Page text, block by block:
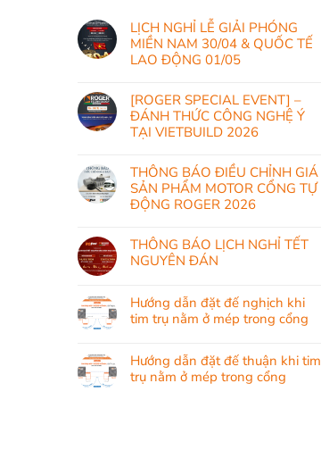
LỊCH NGHỈ LỄ GIẢI PHÓNG
MIỀN NAM 30/04 & QUỐC TẾ
LAO ĐỘNG 01/05
[ROGER SPECIAL EVENT] –
ĐÁNH THỨC CÔNG NGHỆ Ý
TẠI VIETBUILD 2026
THÔNG BÁO ĐIỀU CHỈNH GIÁ
SẢN PHẨM MOTOR CỔNG TỰ
ĐỘNG ROGER 2026
THÔNG BÁO LỊCH NGHỈ TẾT
NGUYÊN ĐÁN
Hướng dẫn đặt đế nghịch khi
tim trụ nằm ở mép trong cổng
Hướng dẫn đặt đế thuận khi tim
trụ nằm ở mép trong cổng